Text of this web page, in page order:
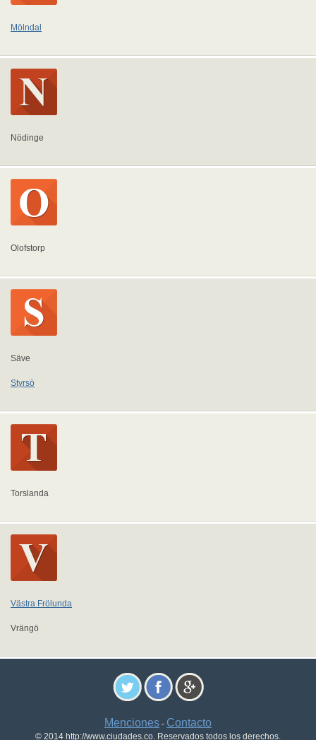
Mölndal
Nödinge
Olofstorp
Säve
Styrsö
Torslanda
Västra Frölunda
Vrängö
Menciones - Contacto
© 2014 http://www.ciudades.co. Reservados todos los derechos.